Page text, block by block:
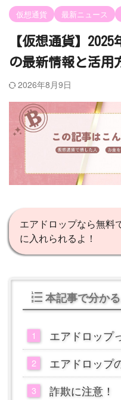
仮想通貨
最新ニュース
【仮想通貨】
の最新情報と活用
2026年8月9日
エアドロップなら無料
に入れられるよ！
本記事で分か
エアドロップ
エアドロップ
詐欺に注意！